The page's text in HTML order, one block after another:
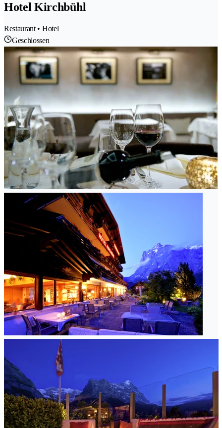
Hotel Kirchbühl
Restaurant • Hotel
Geschlossen